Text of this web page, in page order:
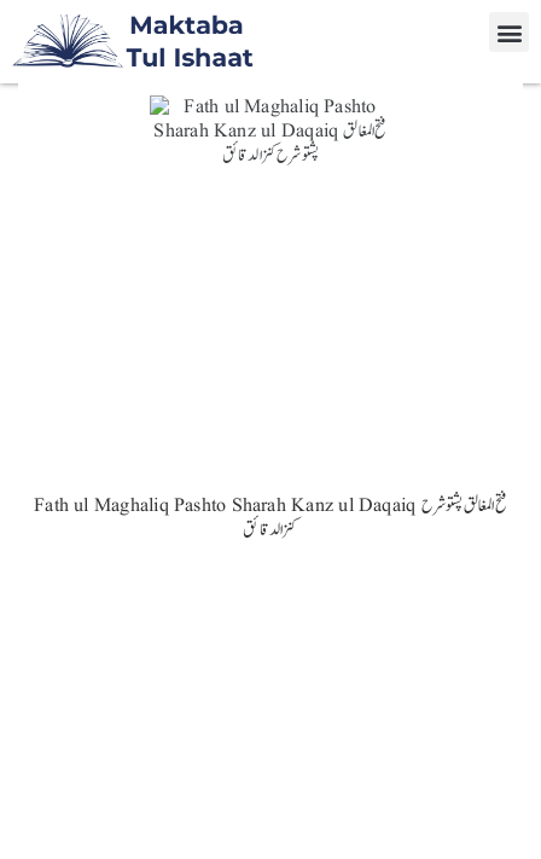
Fath ul Maghaliq Pashto Sharah Kanz ul Daqaiq فتح المغالق پشتو شرح
کنزالدقائق